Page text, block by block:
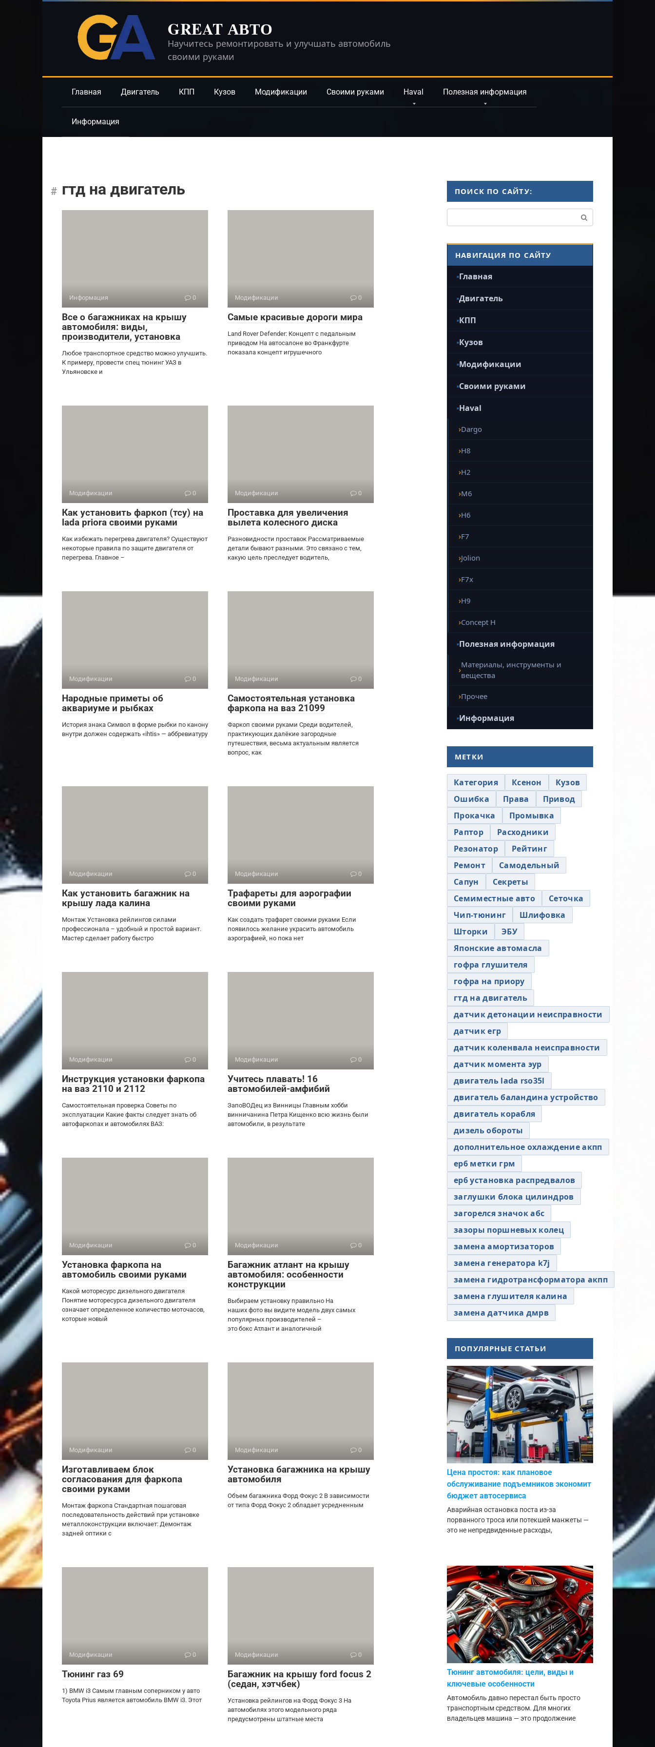
GREAT АВТО
Научитесь ремонтировать и улучшать автомобиль
своими руками
Главная Двигатель КПП Кузов Модификации Своими руками Haval Полезная информация
Информация
гтд на двигатель
Информация 0
Все о багажниках на крышу
автомобиля: виды,
производители, установка
Любое транспортное средство можно улучшить.
К примеру, провести спец тюнинг УАЗ в
Ульяновске и
Модификации 0
Самые красивые дороги мира
Land Rover Defender: Концепт с педальным
приводом На автосалоне во Франкфурте
показала концепт игрушечного
Модификации 0
Как установить фаркоп (тсу) на
lada priora своими руками
Как избежать перегрева двигателя? Существуют
некоторые правила по защите двигателя от
перегрева. Главное –
Модификации 0
Проставка для увеличения
вылета колесного диска
Разновидности проставок Рассматриваемые
детали бывают разными. Это связано с тем,
какую цель преследует водитель,
Модификации 0
Народные приметы об
аквариуме и рыбках
История знака Символ в форме рыбки по канону
внутри должен содержать «ihtis» — аббревиатуру
Модификации 0
Самостоятельная установка
фаркопа на ваз 21099
Фаркоп своими руками Среди водителей,
практикующих далёкие загородные
путешествия, весьма актуальным является
вопрос, как
Модификации 0
Как установить багажник на
крышу лада калина
Монтаж Установка рейлингов силами
профессионала – удобный и простой вариант.
Мастер сделает работу быстро
Модификации 0
Трафареты для аэрографии
своими руками
Как создать трафарет своими руками Если
появилось желание украсить автомобиль
аэрографией, но пока нет
Модификации 0
Инструкция установки фаркопа
на ваз 2110 и 2112
Самостоятельная проверка Советы по
эксплуатации Какие факты следует знать об
автофаркопах и автомобилях ВАЗ:
Модификации 0
Учитесь плавать! 16
автомобилей-амфибий
ЗапоВОДец из Винницы Главным хобби
винничанина Петра Кищенко всю жизнь были
автомобили, в результате
Модификации 0
Установка фаркопа на
автомобиль своими руками
Какой моторесурс дизельного двигателя
Понятие моторесурса дизельного двигателя
означает определенное количество моточасов,
которые новый
Модификации 0
Багажник атлант на крышу
автомобиля: особенности
конструкции
Выбираем установку правильно На
наших фото вы видите модель двух самых
популярных производителей –
это бокс Атлант и аналогичный
Модификации 0
Изготавливаем блок
согласования для фаркопа
своими руками
Монтаж фаркопа Стандартная пошаговая
последовательность действий при установке
металлоконструкции включает: Демонтаж
задней оптики с
Модификации 0
Установка багажника на крышу
автомобиля
Объем багажника Форд Фокус 2 В зависимости
от типа Форд Фокус 2 обладает усредненным
Модификации 0
Тюнинг газ 69
1) BMW i3 Самым главным соперником у авто
Toyota Prius является автомобиль BMW i3. Этот
Модификации 0
Багажник на крышу ford focus 2
(седан, хэтчбек)
Установка рейлингов на Форд Фокус 3 На
автомобилях этого модельного ряда
предусмотрены штатные места
ПОИСК ПО САЙТУ:
НАВИГАЦИЯ ПО САЙТУ
Главная
Двигатель
КПП
Кузов
Модификации
Своими руками
Haval
Dargo
H8
H2
M6
H6
F7
Jolion
F7x
H9
Concept H
Полезная информация
Материалы, инструменты и
вещества
Прочее
Информация
МЕТКИ
Категория Ксенон
Кузов
Ошибка
Права
Привод
Прокачка
Промывка
Раптор
Расходники
Резонатор
Рейтинг
Ремонт
Самодельный
Сапун
Секреты
Семиместные авто
Сеточка
Чип-тюнинг
Шлифовка
Шторки
ЭБУ
Японские автомасла
гофра глушителя
гофра на приору
гтд на двигатель
датчик детонации неисправности
датчик егр
датчик коленвала неисправности
датчик момента эур
двигатель lada rso35l
двигатель баландина устройство
двигатель корабля
дизель обороты
дополнительное охлаждение акпп
ер6 метки грм
ер6 установка распредвалов
заглушки блока цилиндров
загорелся значок абс
зазоры поршневых колец
замена амортизаторов
замена генератора k7j
замена гидротрансформатора акпп
замена глушителя калина
замена датчика дмрв
ПОПУЛЯРНЫЕ СТАТЬИ
Цена простоя: как плановое
обслуживание подъемников экономит
бюджет автосервиса
Аварийная остановка поста из-за
порванного троса или потекшей манжеты —
это не непредвиденные расходы,
Тюнинг автомобиля: цели, виды и
ключевые особенности
Автомобиль давно перестал быть просто
транспортным средством. Для многих
владельцев машина — это продолжение